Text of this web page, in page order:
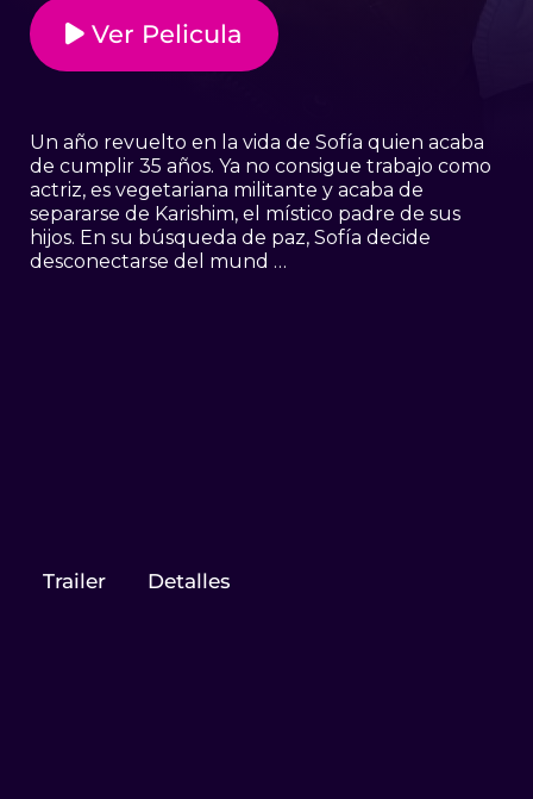
Ver Pelicula
Un año revuelto en la vida de Sofía quien acaba
de cumplir 35 años. Ya no consigue trabajo como
actriz, es vegetariana militante y acaba de
separarse de Karishim, el místico padre de sus
hijos. En su búsqueda de paz, Sofía decide
desconectarse del mund …